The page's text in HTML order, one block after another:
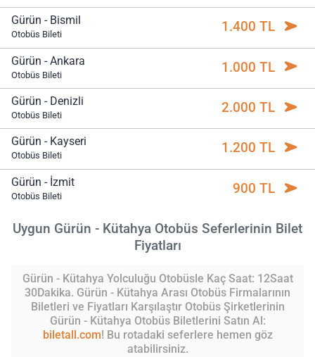
Gürün - Bismil
Otobüs Bileti 1.400 TL
Gürün - Ankara
Otobüs Bileti 1.000 TL
Gürün - Denizli
Otobüs Bileti 2.000 TL
Gürün - Kayseri
Otobüs Bileti 1.200 TL
Gürün - İzmit
Otobüs Bileti 900 TL
Uygun Gürün - Kütahya Otobüs Seferlerinin Bilet
Fiyatları
Gürün - Kütahya Yolculuğu Otobüsle Kaç Saat: 12Saat
30Dakika. Gürün - Kütahya Arası Otobüs Firmalarının
Biletleri ve Fiyatları Karşılaştır Otobüs Şirketlerinin
Gürün - Kütahya Otobüs Biletlerini Satın Al:
biletall.com! Bu rotadaki seferlere hemen göz
atabilirsiniz.